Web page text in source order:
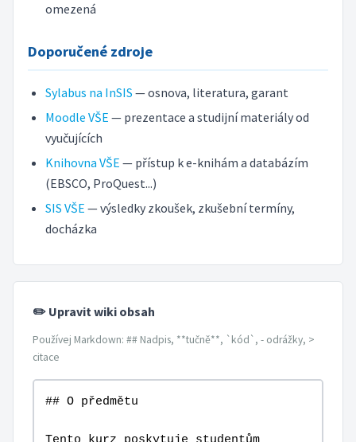
omezená
Doporučené zdroje
Sylabus na InSIS — osnova, literatura, garant
Moodle VŠE — prezentace a studijní materiály od
vyučujících
Knihovna VŠE — přístup k e-knihám a databázím
(EBSCO, ProQuest...)
SIS VŠE — výsledky zkoušek, zkušební termíny,
docházka
✏️ Upravit wiki obsah
Používej Markdown: ## Nadpis, **tučně**, `kód`, - odrážky, >
citace